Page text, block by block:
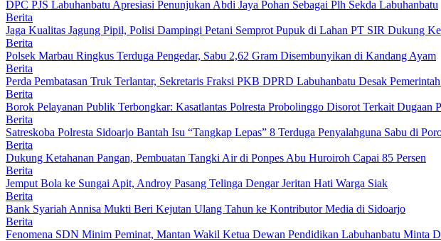
DPC PJS Labuhanbatu Apresiasi Penunjukan Abdi Jaya Pohan Sebagai Plh Sekda Labuhanbatu
Berita
Jaga Kualitas Jagung Pipil, Polisi Dampingi Petani Semprot Pupuk di Lahan PT SIR Dukung
Berita
Polsek Marbau Ringkus Terduga Pengedar, Sabu 2,62 Gram Disembunyikan di Kandang Ayam
Berita
Perda Pembatasan Truk Terlantar, Sekretaris Fraksi PKB DPRD Labuhanbatu Desak
Berita
Borok Pelayanan Publik Terbongkar: Kasatlantas Polresta Probolinggo Disorot Terkait Dugaan
Berita
Satreskoba Polresta Sidoarjo Bantah Isu “Tangkap Lepas” 8 Terduga Penyalahguna Sabu di
Berita
Dukung Ketahanan Pangan, Pembuatan Tangki Air di Ponpes Abu Huroiroh Capai 85 Persen
Berita
Jemput Bola ke Sungai Apit, Androy Pasang Telinga Dengar Jeritan Hati Warga Siak
Berita
Bank Syariah Annisa Mukti Beri Kejutan Ulang Tahun ke Kontributor Media di Sidoarjo
Berita
Fenomena SDN Minim Peminat, Mantan Wakil Ketua Dewan Pendidikan Labuhanbatu Minta